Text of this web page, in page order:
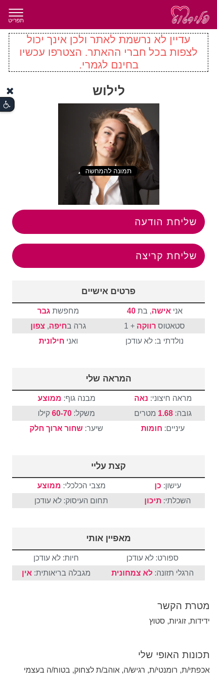
תפריט
עדיין לא נרשמת לאתר ולכן אינך יכול
לצפות בכל חברי ההאתר. הצטרפו עכשיו
בחינם לגמרי.
לילוש
תמונה להמחשה
שליחת הודעה
שליחת קריצה
פרטים אישיים
אני אישה, בת40 מחפשת גבר
סטאטוס רווקה + 1 גרה בחיפה, צפון
נולדתי ב: לא עודכן
ואני חילונית
המראה שלי
מראה חיצוני: נאה מבנה גוף: ממוצע
גובה:1.68 מטרים משקל: 60-70 קילו
עיניים: חומות שיער: שחור ארוך חלק
קצת עליי
עישון: כן מצבי הכלכלי: ממוצע
השכלתי: תיכון תחום העיסוק: לא עודכן
מאפיין אותי
ספורט: לא עודכן
חיות: לא עודכן
הרגלי תזונה: לא צמחונית מגבלה בריאותית: אין
מטרת הקשר
ידידות, זוגיות, סטוץ
תכונות האופי שלי
אכפתי/ת, רומנטי/ת, רגיש/ה, אוהב/ת לצחוק, בטוח/ה בעצמי